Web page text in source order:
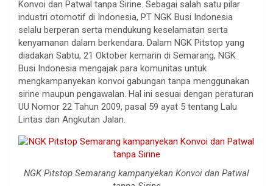
Konvoi dan Patwal tanpa Sirine. Sebagai salah satu pilar
industri otomotif di Indonesia, PT NGK Busi Indonesia
selalu berperan serta mendukung keselamatan serta
kenyamanan dalam berkendara. Dalam NGK Pitstop yang
diadakan Sabtu, 21 Oktober kemarin di Semarang, NGK
Busi Indonesia mengajak para komunitas untuk
mengkampanyekan konvoi gabungan tanpa menggunakan
sirine maupun pengawalan. Hal ini sesuai dengan peraturan
UU Nomor 22 Tahun 2009, pasal 59 ayat 5 tentang Lalu
Lintas dan Angkutan Jalan.
NGK Pitstop Semarang kampanyekan Konvoi dan Patwal